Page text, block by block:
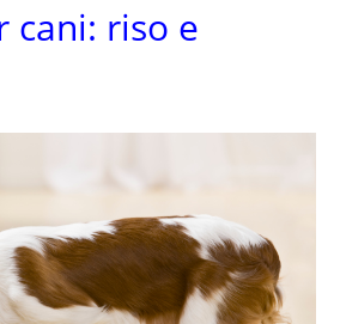
cani: riso e